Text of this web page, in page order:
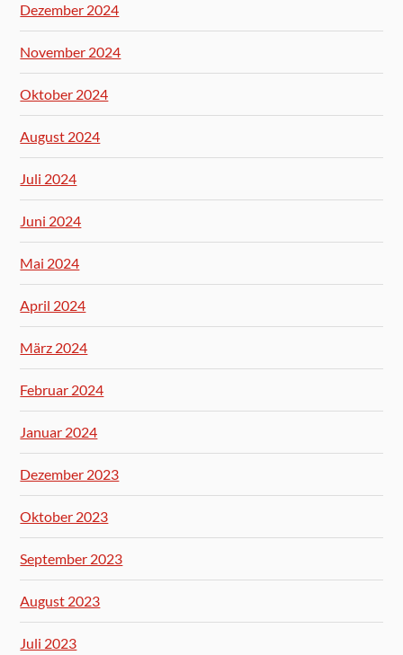
Dezember 2024
November 2024
Oktober 2024
August 2024
Juli 2024
Juni 2024
Mai 2024
April 2024
März 2024
Februar 2024
Januar 2024
Dezember 2023
Oktober 2023
September 2023
August 2023
Juli 2023